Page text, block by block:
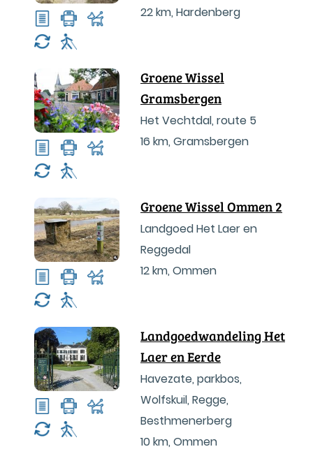
22 km, Hardenberg
Groene Wissel
Gramsbergen
Het Vechtdal, route 5
16 km, Gramsbergen
Groene Wissel Ommen 2
Landgoed Het Laer en
Reggedal
12 km, Ommen
Landgoedwandeling Het
Laer en Eerde
Havezate, parkbos,
Wolfskuil, Regge,
Besthmenerberg
10 km, Ommen